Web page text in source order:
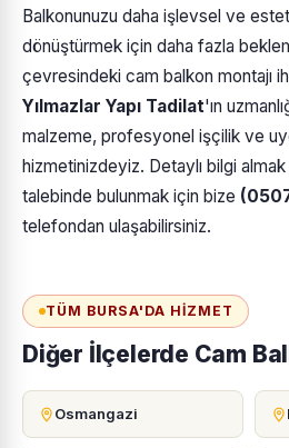
Balkonunuzu daha işlevsel ve
dönüştürmek için daha fazla
çevresindeki cam balkon montajı
Yılmazlar Yapı Tadilat'ın
malzeme, profesyonel işçilik ve
hizmetinizdeyiz. Detaylı bilgi
talebinde bulunmak için bize
telefondan ulaşabilirsiniz.
TÜM BURSA'DA HIZMET
Diğer İlçelerde Cam
Osmangazi